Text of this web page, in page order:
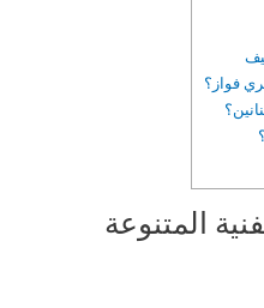
فواز؟
المتنوعة